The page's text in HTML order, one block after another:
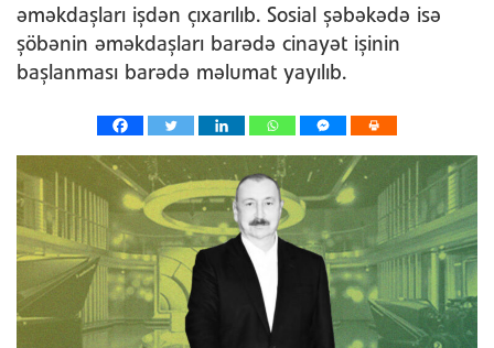
əməkdaşları işdən çıxarılıb. Sosial şəbəkədə isə
şöbənin əməkdaşları barədə cinayət işinin
başlanması barədə məlumat yayılıb.